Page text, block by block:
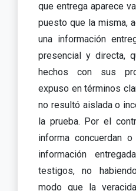
que entrega aparece
puesto que la misma,
una información
presencial y directa,
hechos con sus
expuso en términos
no resultó aislada o
la prueba. Por el
informa concuerdan
información
testigos, no
modo que la